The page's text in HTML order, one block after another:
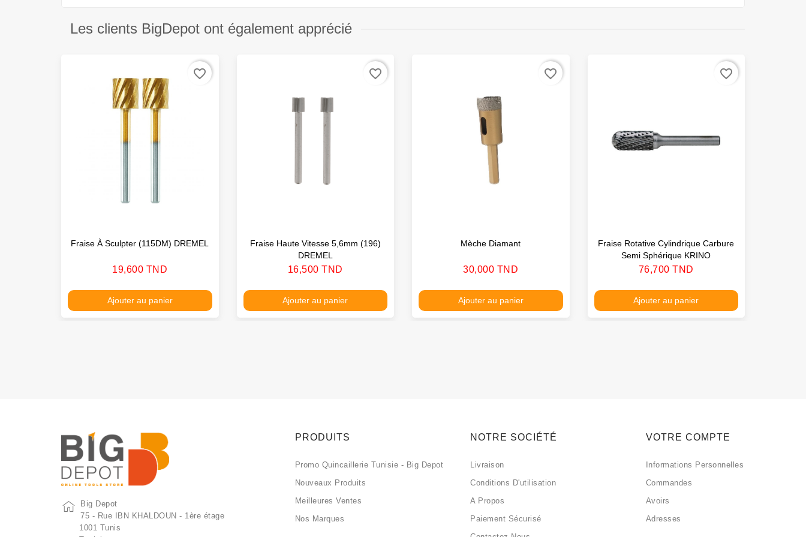
Les clients BigDepot ont également apprécié
Fraise À Sculpter (115DM) DREMEL
Prix
19,600 TND
Ajouter au panier
favorite_border
Fraise Haute Vitesse 5,6mm (196)
DREMEL
Prix
16,500 TND
Ajouter au panier
favorite_border
Mèche Diamant
Prix
30,000 TND
Ajouter au panier
favorite_border
Fraise Rotative Cylindrique Carbure
Semi Sphérique KRINO
Prix
76,700 TND
Ajouter au panier
favorite_border
Big Depot
75 - Rue IBN KHALDOUN - 1ère étage
1001 Tunis
PRODUITS
Promo Quincaillerie Tunisie - Big Depot
Nouveaux Produits
Meilleures Ventes
Nos Marques
NOTRE SOCIÉTÉ
Livraison
Conditions D'utilisation
A Propos
Paiement Sécurisé
VOTRE COMPTE
Informations Personnelles
Commandes
Avoirs
Adresses